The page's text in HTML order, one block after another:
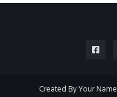
Created ByYour Name